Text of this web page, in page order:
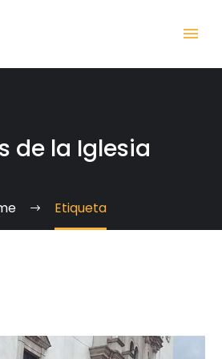
de la Iglesia
Etiqueta